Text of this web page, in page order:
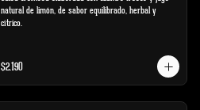
natural de limón, de sabor equilibrado, herbal y
cítrico.
$2.190